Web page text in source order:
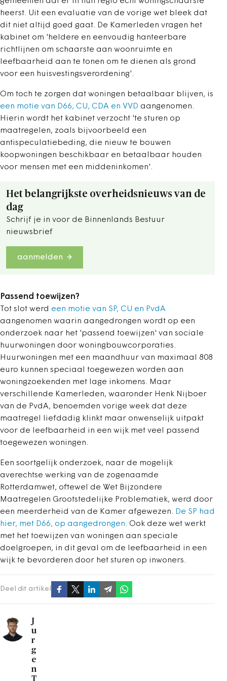
heerst. Uit een evaluatie van de vorige wet bleek dat
dit niet altijd goed gaat. De Kamerleden vragen het
kabinet om 'heldere en eenvoudig hanteerbare
richtlijnen om schaarste aan woonruimte en
leefbaarheid aan te tonen om te dienen als grond
voor een huisvestingsverordening'.
Om toch te zorgen dat woningen betaalbaar blijven, is
een motie van D66, CU, CDA en VVD aangenomen.
Hierin wordt het kabinet verzocht 'te sturen op
maatregelen, zoals bijvoorbeeld een
antispeculatiebeding, die nieuw te bouwen
koopwoningen beschikbaar en betaalbaar houden
voor mensen met een middeninkomen'.
Het belangrijkste overheidsnieuws van de
dag
Schrijf je in voor de Binnenlands Bestuur
nieuwsbrief
aanmelden
Passend toewijzen?
Tot slot werd een motie van SP, CU en PvdA
aangenomen waarin aangedrongen wordt op een
onderzoek naar het 'passend toewijzen' van sociale
huurwoningen door woningbouwcorporaties.
Huurwoningen met een maandhuur van maximaal 808
euro kunnen speciaal toegewezen worden aan
woningzoekenden met lage inkomens. Maar
verschillende Kamerleden, waaronder Henk Nijboer
van de PvdA, benoemden vorige week dat deze
maatregel liefdadig klinkt maar onwenselijk uitpakt
voor de leefbaarheid in een wijk met veel passend
toegewezen woningen.
Een soortgelijk onderzoek, naar de mogelijk
averechtse werking van de zogenaamde
Rotterdamwet, oftewel de Wet Bijzondere
Maatregelen Grootstedelijke Problematiek, werd door
een meerderheid van de Kamer afgewezen. De SP had
hier, met D66, op aangedrongen. Ook deze wet werkt
met het toewijzen van woningen aan speciale
doelgroepen, in dit geval om de leefbaarheid in een
wijk te bevorderen door het sturen op inwoners.
Deel dit artikel
J
u
r
g
e
n
T